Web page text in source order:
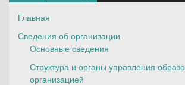
Главная
Сведения об организации
Основные сведения
Структура и органы управления
организацией